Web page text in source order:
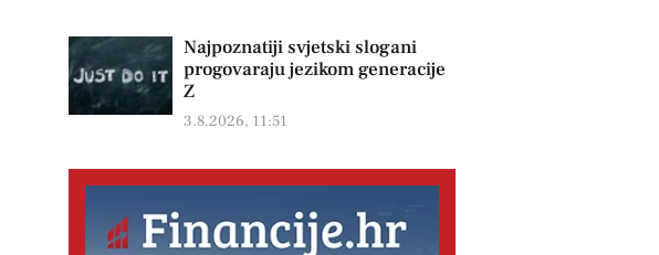
Najpoznatiji svjetski slogani
progovaraju jezikom generacije
Z
3.8.2026, 11:51